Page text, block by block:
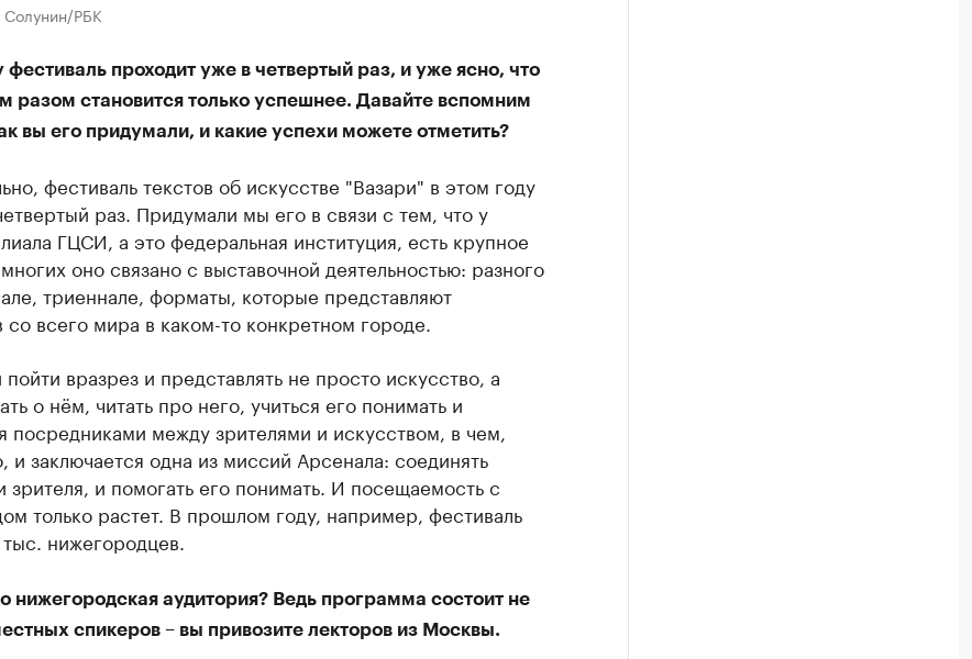
РБК
фестиваль проходит уже в четвертый раз, и уже ясно, что
разом становится только успешнее. Давайте вспомним
вы его придумали, и какие успехи можете отметить?
фестиваль текстов об искусстве "Вазари" в этом году
раз. Придумали мы его в связи с тем, что у
ГЦСИ, а это федеральная институция, есть крупное
оно связано с выставочной деятельностью: разного
триеннале, форматы, которые представляют
со всего мира в каком-то конкретном городе.
вразрез и представлять не просто искусство, а
о нём, читать про него, учиться его понимать и
посредниками между зрителями и искусством, в чем,
и заключается одна из миссий Арсенала: соединять
зрителя, и помогать его понимать. И посещаемость с
только растет. В прошлом году, например, фестиваль
нижегородцев.
нижегородская аудитория? Ведь программа состоит не
спикеров – вы привозите лекторов из Москвы.